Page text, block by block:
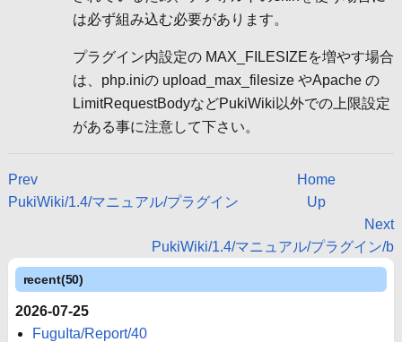
は必ず組み込む必要があります。
プラグイン内設定の MAX_FILESIZEを増やす場合
は、php.iniの upload_max_filesize やApache の
LimitRequestBodyなどPukiWiki以外での上限設定
がある事に注意して下さい。
Prev
PukiWiki/1.4/マニュアル/プラグイン
Next
PukiWiki/1.4/マニュアル/プラグイン/b
Home
Up
recent(50)
2026-07-25
FuguIta/Report/40